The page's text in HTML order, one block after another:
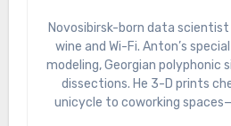
Novosibirsk-born data scientist living in Tbilisi for the
wine and Wi-Fi. Anton’s
modeling, Georgian polyphonic
dissections. He 3-D prints
unicycle to coworking